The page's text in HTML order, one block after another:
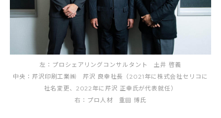
左：プロシェアリングコンサルタント 土井 啓義
中央：芹沢印刷工業㈱ 芹沢 良幸社長（2021年に株式会社セリコに
社名変更、2022年に芹沢 正幸氏が代表就任）
右：プロ人材 重田 博氏